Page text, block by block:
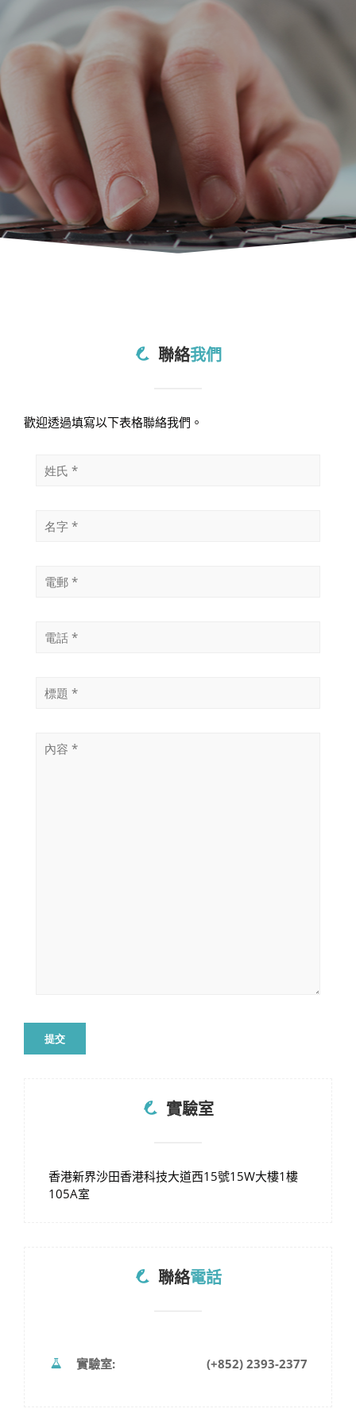
聯絡我們
歡迎透過填寫以下表格聯絡我們。
實驗室
香港新界沙田香港科技大道西15號15W大樓1樓
105A室
聯絡電話
實驗室: (+852) 2393-2377